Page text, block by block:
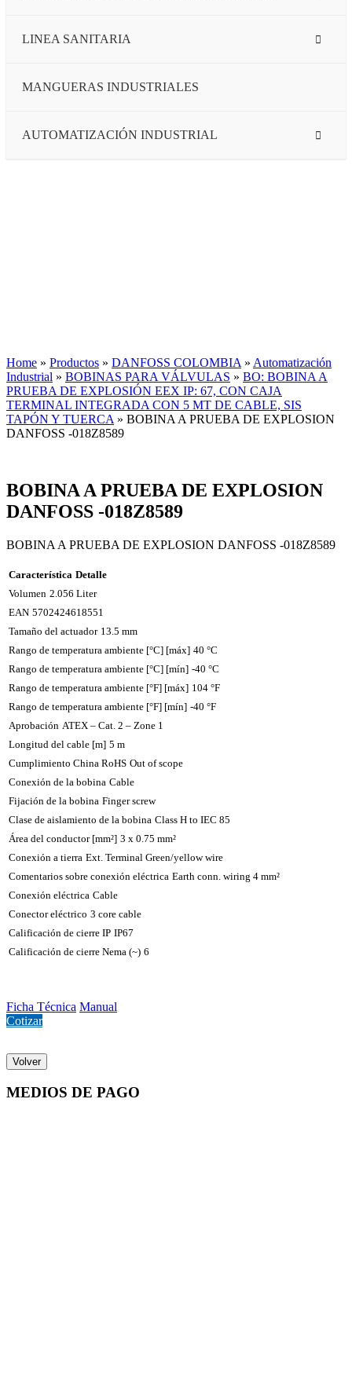
LINEA SANITARIA
MANGUERAS INDUSTRIALES
AUTOMATIZACIÓN INDUSTRIAL
Home » Productos » DANFOSS COLOMBIA » Automatización
Industrial » BOBINAS PARA VÁLVULAS » BO: BOBINA A
PRUEBA DE EXPLOSIÓN EEX IP: 67, CON CAJA
TERMINAL INTEGRADA CON 5 MT DE CABLE, SIS
TAPÓN Y TUERCA » BOBINA A PRUEBA DE EXPLOSION
DANFOSS -018Z8589
BOBINA A PRUEBA DE EXPLOSION
DANFOSS -018Z8589
BOBINA A PRUEBA DE EXPLOSION DANFOSS -018Z8589
Característica Detalle
Volumen 2.056 Liter
EAN 5702424618551
Tamaño del actuador 13.5 mm
Rango de temperatura ambiente [°C] [máx] 40 °C
Rango de temperatura ambiente [°C] [mín] -40 °C
Rango de temperatura ambiente [°F] [máx] 104 °F
Rango de temperatura ambiente [°F] [mín] -40 °F
Aprobación ATEX – Cat. 2 – Zone 1
Longitud del cable [m] 5 m
Cumplimiento China RoHS Out of scope
Conexión de la bobina Cable
Fijación de la bobina Finger screw
Clase de aislamiento de la bobina Class H to IEC 85
Área del conductor [mm²] 3 x 0.75 mm²
Conexión a tierra Ext. Terminal Green/yellow wire
Comentarios sobre conexión eléctrica Earth conn. wiring 4 mm²
Conexión eléctrica Cable
Conector eléctrico 3 core cable
Calificación de cierre IP IP67
Calificación de cierre Nema (~) 6
Ficha Técnica Manual
Cotizar
Volver
MEDIOS DE PAGO